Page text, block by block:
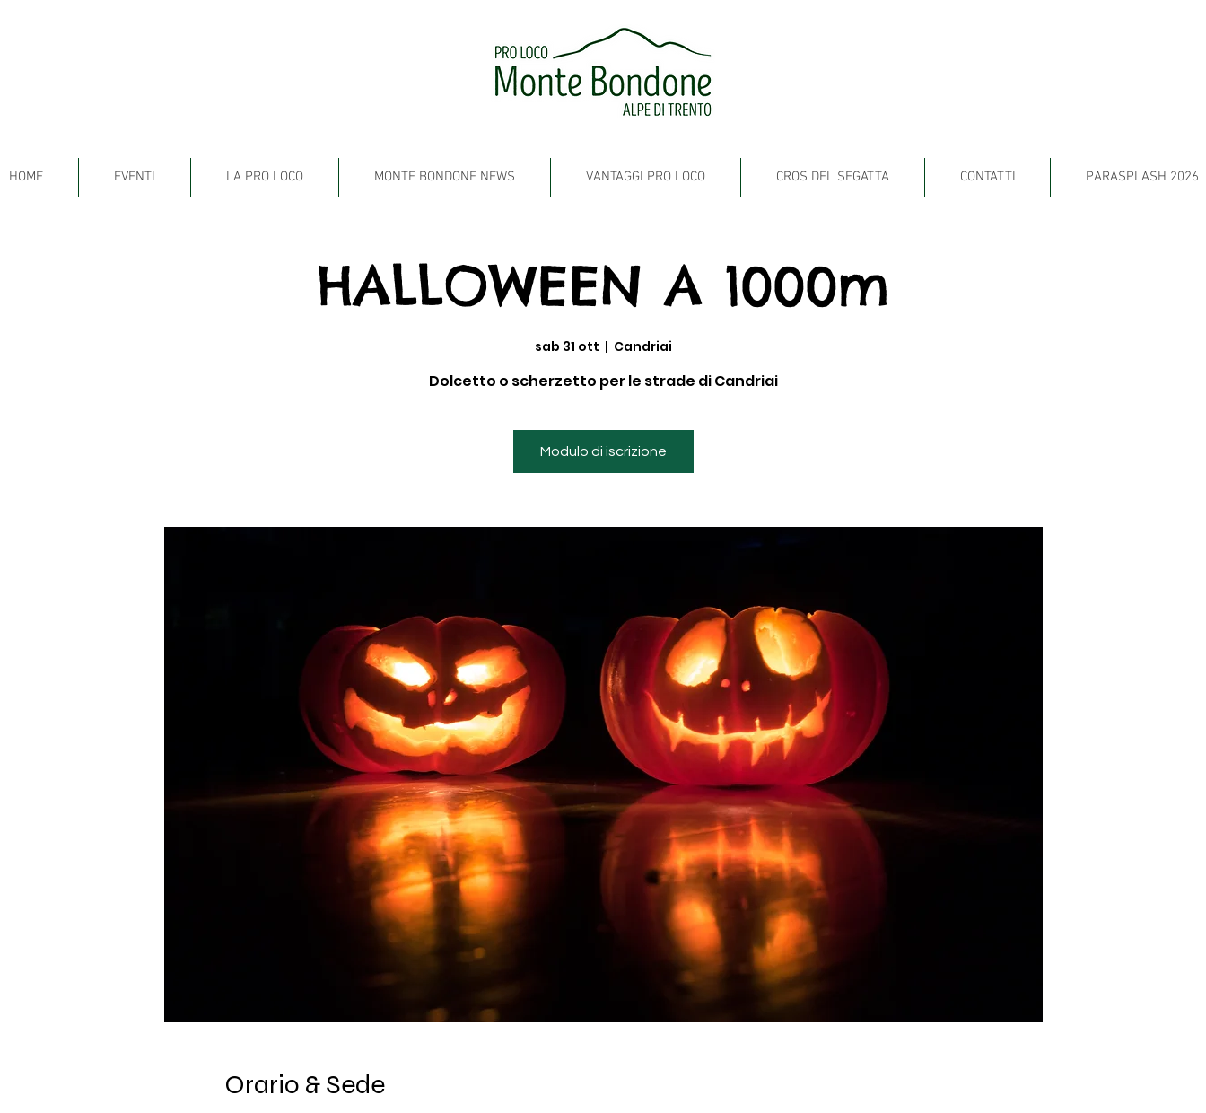
HOME EVENTI LA PRO LOCO MONTE BONDONE NEWS VANTAGGI PRO LOCO CROS DEL SEGATTA CONTATTI PARASPLASH 2026
HALLOWEEN A 1000m
sab 31 ott
  |
Candriai
Dolcetto o scherzetto per le strade di Candriai
Modulo di iscrizione
Orario & Sede